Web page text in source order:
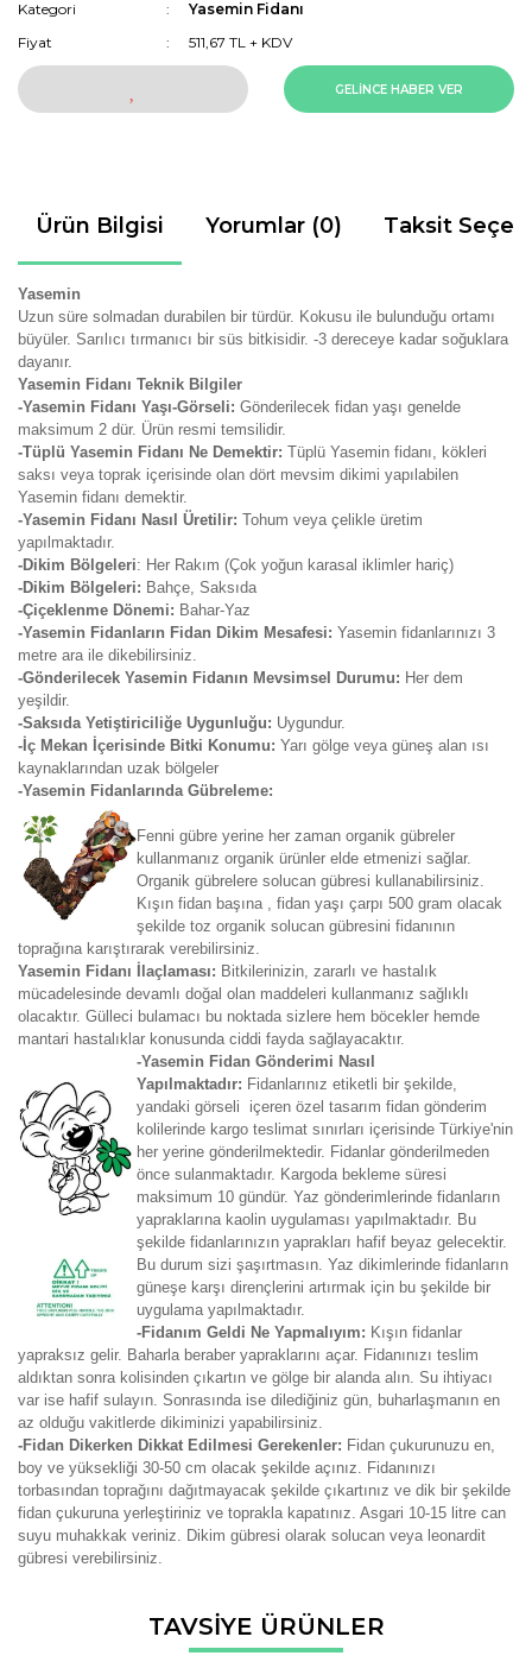
Kategori
Yasemin Fidanı
Fiyat
511,67 TL + KDV
GELİNCE HABER VER
Ürün Bilgisi Yorumlar (0) Taksit
Yasemin
Uzun süre solmadan durabilen bir türdür. Kokusu ile bulunduğu ortamı
büyüler. Sarılıcı tırmanıcı bir süs bitkisidir. -3 dereceye kadar soğuklara
dayanır.
Yasemin Fidanı Teknik Bilgiler
-Yasemin Fidanı Yaşı-Görseli: Gönderilecek fidan yaşı genelde
maksimum 2 dür. Ürün resmi temsilidir.
-Tüplü Yasemin Fidanı Ne Demektir: Tüplü Yasemin fidanı, kökleri
saksı veya toprak içerisinde olan dört mevsim dikimi yapılabilen
Yasemin fidanı demektir.
-Yasemin Fidanı Nasıl Üretilir: Tohum veya çelikle üretim
yapılmaktadır.
-Dikim Bölgeleri: Her Rakım (Çok yoğun karasal iklimler hariç)
-Dikim Bölgeleri: Bahçe, Saksıda
-Çiçeklenme Dönemi: Bahar-Yaz
-Yasemin Fidanların Fidan Dikim Mesafesi: Yasemin fidanlarınızı 3
metre ara ile dikebilirsiniz.
-Gönderilecek Yasemin Fidanın Mevsimsel Durumu: Her dem
yeşildir.
-Saksıda Yetiştiriciliğe Uygunluğu: Uygundur.
-İç Mekan İçerisinde Bitki Konumu: Yarı gölge veya güneş alan ısı
kaynaklarından uzak bölgeler
-Yasemin Fidanlarında Gübreleme:
Fenni gübre yerine her zaman organik gübreler
kullanmanız organik ürünler elde etmenizi sağlar.
Organik gübrelere solucan gübresi kullanabilirsiniz.
Kışın fidan başına , fidan yaşı çarpı 500 gram olacak
şekilde toz organik solucan gübresini fidanının
toprağına karıştırarak verebilirsiniz.
Yasemin Fidanı İlaçlaması: Bitkilerinizin, zararlı ve hastalık
mücadelesinde devamlı doğal olan maddeleri kullanmanız sağlıklı
olacaktır. Gülleci bulamacı bu noktada sizlere hem böcekler hemde
mantari hastalıklar konusunda ciddi fayda sağlayacaktır.
-Yasemin Fidan Gönderimi Nasıl
Yapılmaktadır: Fidanlarınız etiketli bir şekilde,
yandaki görseli içeren özel tasarım fidan gönderim
kolilerinde kargo teslimat sınırları içerisinde Türkiye'nin
her yerine gönderilmektedir. Fidanlar gönderilmeden
önce sulanmaktadır. Kargoda bekleme süresi
maksimum 10 gündür. Yaz gönderimlerinde fidanların
yapraklarına kaolin uygulaması yapılmaktadır. Bu
şekilde fidanlarınızın yaprakları hafif beyaz gelecektir.
Bu durum sizi şaşırtmasın. Yaz dikimlerinde fidanların
güneşe karşı dirençlerini artırmak için bu şekilde bir
uygulama yapılmaktadır.
-Fidanım Geldi Ne Yapmalıyım: Kışın fidanlar
yapraksız gelir. Baharla beraber yapraklarını açar. Fidanınızı teslim
aldıktan sonra kolisinden çıkartın ve gölge bir alanda alın. Su ihtiyacı
var ise hafif sulayın. Sonrasında ise dilediğiniz gün, buharlaşmanın en
az olduğu vakitlerde dikiminizi yapabilirsiniz.
-Fidan Dikerken Dikkat Edilmesi Gerekenler: Fidan çukurunuzu en,
boy ve yüksekliği 30-50 cm olacak şekilde açınız. Fidanınızı
torbasından toprağını dağıtmayacak şekilde çıkartınız ve dik bir şekilde
fidan çukuruna yerleştiriniz ve toprakla kapatınız. Asgari 10-15 litre can
suyu muhakkak veriniz. Dikim gübresi olarak solucan veya leonardit
gübresi verebilirsiniz.
Bu ürüne ilk yorumu siz yapın!
Bu ürünün fiyat bilgisi, resim, ürün açıklamalarında ve diğer
konularda yetersiz gördüğünüz noktaları öneri formunu
TAVSİYE ÜRÜNLER